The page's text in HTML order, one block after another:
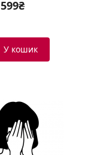
599₴
У кошик